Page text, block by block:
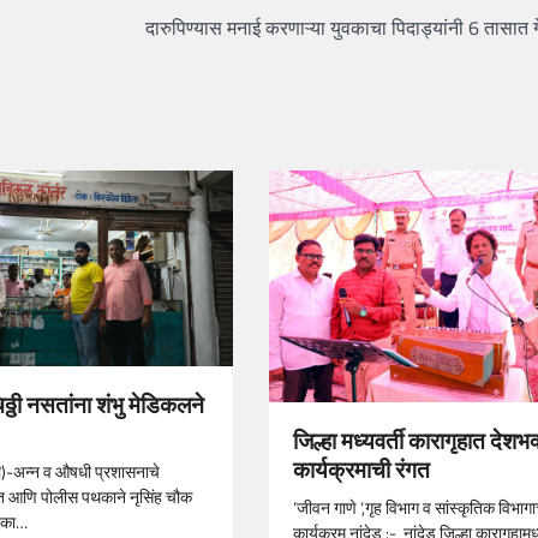
दारुपिण्यास मनाई करणाऱ्या युवकाचा पिदाड्यांनी 6
नसतांना शंभु मेडिकलने
अन्न व औषधी प्रशासनाचे
पोलीस पथकाने नृसिंह चौक
जिल्हा मध्यवर्ती कारागृहात
कार्यक्रमाची रंगत
‘जीवन गाणे ‘,गृह विभाग व सांस्कृतिक